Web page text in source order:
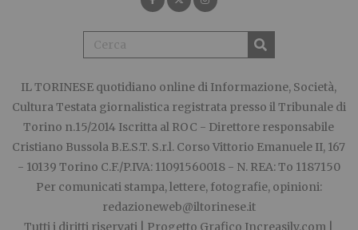
IL TORINESE quotidiano online di Informazione, Società,
Cultura Testata giornalistica registrata presso il Tribunale di
Torino n.15/2014 Iscritta al ROC - Direttore responsabile
Cristiano Bussola B.E.S.T. S.r.l. Corso Vittorio Emanuele II, 167
- 10139 Torino C.F./P.IVA: 11091560018 - N. REA: To 1187150
Per comunicati stampa, lettere, fotografie, opinioni:
redazioneweb@iltorinese.it
Tutti i diritti riservati | Progetto Grafico Increasily.com